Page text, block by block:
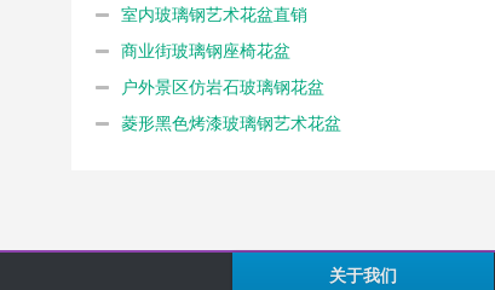
室内玻璃钢艺术花盆直销
商业街玻璃钢座椅花盆
户外景区仿岩石玻璃钢花盆
菱形黑色烤漆玻璃钢艺术花盆
关于我们